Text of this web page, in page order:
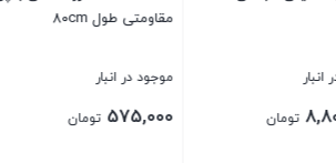
تومان
مقاومتی طول ۸۰cm
موجود در انبار
575,000 تومان